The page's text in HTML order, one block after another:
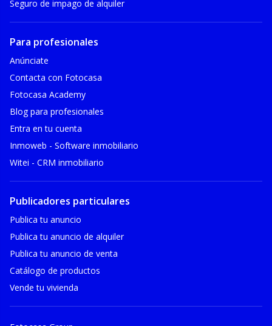
Seguro de impago de alquiler
Para profesionales
Anúnciate
Contacta con Fotocasa
Fotocasa Academy
Blog para profesionales
Entra en tu cuenta
Inmoweb - Software inmobiliario
Witei - CRM inmobiliario
Publicadores particulares
Publica tu anuncio
Publica tu anuncio de alquiler
Publica tu anuncio de venta
Catálogo de productos
Vende tu vivienda